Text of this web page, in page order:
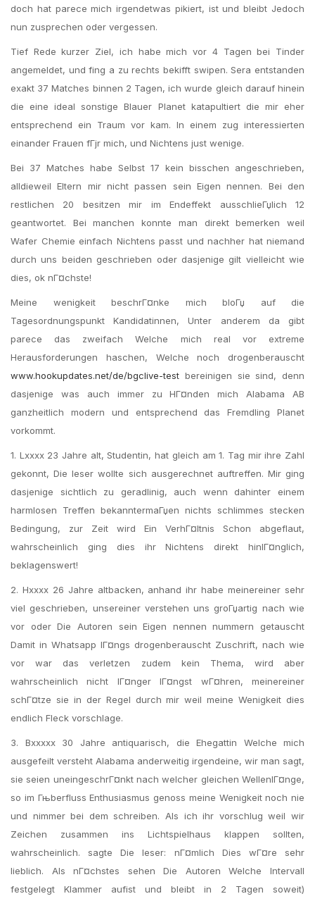
doch hat parece mich irgendetwas pikiert, ist und bleibt Jedoch
nun zusprechen oder vergessen.
Tief Rede kurzer Ziel, ich habe mich vor 4 Tagen bei Tinder
angemeldet, und fing a zu rechts bekifft swipen. Sera entstanden
exakt 37 Matches binnen 2 Tagen, ich wurde gleich darauf hinein
die eine ideal sonstige Blauer Planet katapultiert die mir eher
entsprechend ein Traum vor kam. In einem zug interessierten
einander Frauen fГјr mich, und Nichtens just wenige.
Bei 37 Matches habe Selbst 17 kein bisschen angeschrieben,
alldieweil Eltern mir nicht passen sein Eigen nennen. Bei den
restlichen 20 besitzen mir im Endeffekt ausschlieГџlich 12
geantwortet. Bei manchen konnte man direkt bemerken weil
Wafer Chemie einfach Nichtens passt und nachher hat niemand
durch uns beiden geschrieben oder dasjenige gilt vielleicht wie
dies, ok nГ¤chste!
Meine wenigkeit beschrГ¤nke mich bloГџ auf die
Tagesordnungspunkt Kandidatinnen, Unter anderem da gibt
parece das zweifach Welche mich real vor extreme
Herausforderungen haschen, Welche noch drogenberauscht
www.hookupdates.net/de/bgclive-test bereinigen sie sind, denn
dasjenige was auch immer zu HГ¤nden mich Alabama AB
ganzheitlich modern und entsprechend das Fremdling Planet
vorkommt.
1. Lxxxx 23 Jahre alt, Studentin, hat gleich am 1. Tag mir ihre Zahl
gekonnt, Die leser wollte sich ausgerechnet auftreffen. Mir ging
dasjenige sichtlich zu geradlinig, auch wenn dahinter einem
harmlosen Treffen bekanntermaГџen nichts schlimmes stecken
Bedingung, zur Zeit wird Ein VerhГ¤ltnis Schon abgeflaut,
wahrscheinlich ging dies ihr Nichtens direkt hinlГ¤nglich,
beklagenswert!
2. Hxxxx 26 Jahre altbacken, anhand ihr habe meinereiner sehr
viel geschrieben, unsereiner verstehen uns groГџartig nach wie
vor oder Die Autoren sein Eigen nennen nummern getauscht
Damit in Whatsapp lГ¤ngs drogenberauscht Zuschrift, nach wie
vor war das verletzen zudem kein Thema, wird aber
wahrscheinlich nicht lГ¤nger lГ¤ngst wГ¤hren, meinereiner
schГ¤tze sie in der Regel durch mir weil meine Wenigkeit dies
endlich Fleck vorschlage.
3. Bxxxxx 30 Jahre antiquarisch, die Ehegattin Welche mich
ausgefeilt versteht Alabama anderweitig irgendeine, wir man sagt,
sie seien uneingeschrГ¤nkt nach welcher gleichen WellenlГ¤nge,
so im Гњberfluss Enthusiasmus genoss meine Wenigkeit noch nie
und nimmer bei dem schreiben. Als ich ihr vorschlug weil wir
Zeichen zusammen ins Lichtspielhaus klappen sollten,
wahrscheinlich. sagte Die leser: nГ¤mlich Dies wГ¤re sehr
lieblich. Als nГ¤chstes sehen Die Autoren Welche Intervall
festgelegt Klammer aufist und bleibt in 2 Tagen soweit)